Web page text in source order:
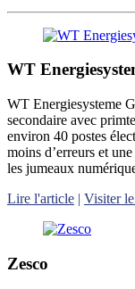
WT
WT Energiesysteme
secondaire avec
environ 40 postes
moins d’erreurs et
les jumeaux
Lire l'article | Visiter
Zesco